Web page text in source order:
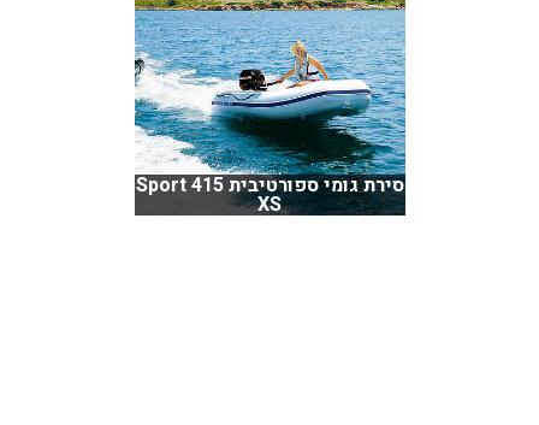
סירת גומי ספורטיבית Sport 415
XS